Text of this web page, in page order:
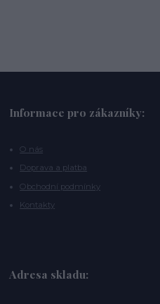
Informace pro zákazníky:
O nás
Doprava a platba
Obchodní podmínky
Kontakty
Adresa skladu: